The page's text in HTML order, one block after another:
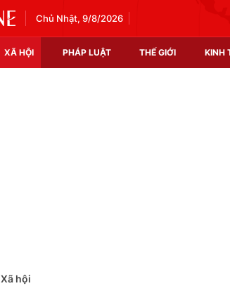
Chủ Nhật, 9/8/2026
XÃ HỘI PHÁP LUẬT THẾ GIỚI KINH
Xã hội